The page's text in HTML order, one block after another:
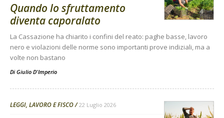
Quando lo sfruttamento
diventa caporalato
La Cassazione ha chiarito i confini del reato: paghe basse, lavoro
nero e violazioni delle norme sono importanti prove indiziali, ma a
volte non bastano
Di Giulio D'Imperio
LEGGI, LAVORO E FISCO 22 Luglio 2026